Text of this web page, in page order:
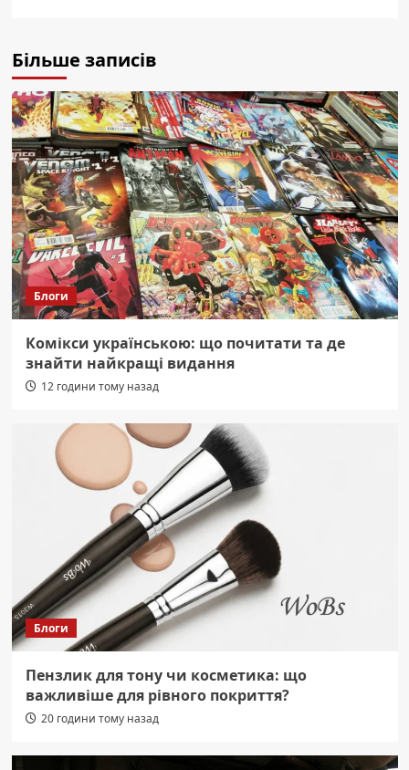
Більше записів
Блоги
Комікси українською: що почитати та де
знайти найкращі видання
12 години тому назад
Блоги
Пензлик для тону чи косметика: що
важливіше для рівного покриття?
20 години тому назад